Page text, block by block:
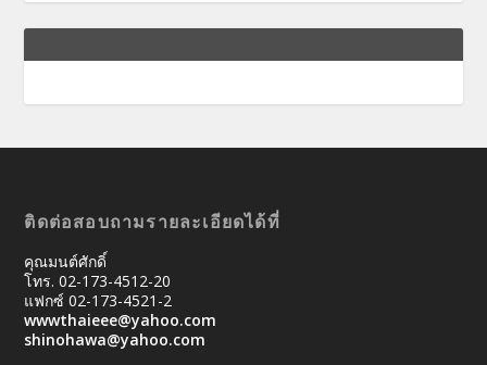
ติดต่อสอบถามรายละเอียดได้ที่
คุณมนต์ศักดิ์
โทร. 02-173-4512-20
แฟกซ์ 02-173-4521-2
wwwthaieee@yahoo.com
shinohawa@yahoo.com